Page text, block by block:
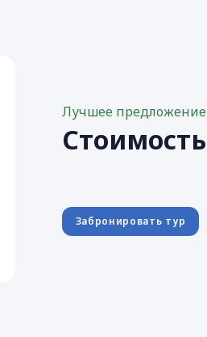
Лучшее предложение
Стоимость
Забронировать тур